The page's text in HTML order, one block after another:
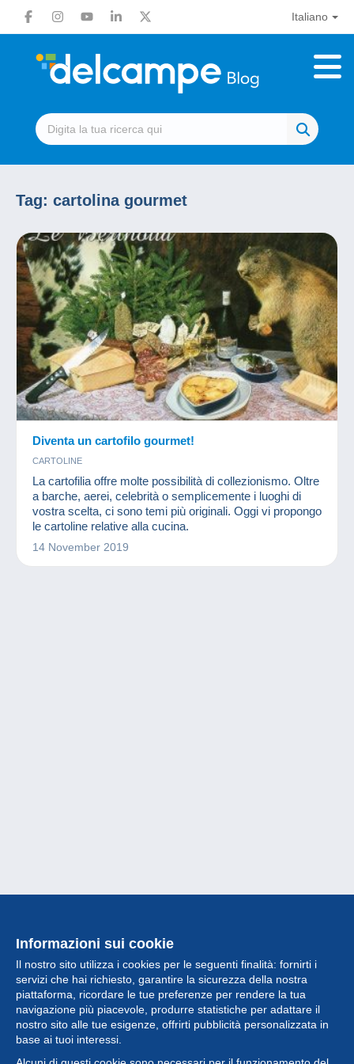
Italiano
Tag: cartolina gourmet
Diventa un cartofilo gourmet!
CARTOLINE
La cartofilia offre molte possibilità di collezionismo. Oltre
a barche, aerei, celebrità o semplicemente i luoghi di
vostra scelta, ci sono temi più originali. Oggi vi propongo
le cartoline relative alla cucina.
14 November 2019
Informazioni sui cookie
Il nostro sito utilizza i cookies per le seguenti finalità: fornirti i
servizi che hai richiesto, garantire la sicurezza della nostra
piattaforma, ricordare le tue preferenze per rendere la tua
navigazione più piacevole, produrre statistiche per adattare il
nostro sito alle tue esigenze, offrirti pubblicità personalizzata in
base ai tuoi interessi.
Collezione